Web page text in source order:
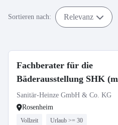
Sortieren nach: Relevanz
Fachberater für die
Bäderausstellung SHK
Sanitär-Heinze GmbH & Co. KG
Rosenheim
Vollzeit Urlaub >= 30